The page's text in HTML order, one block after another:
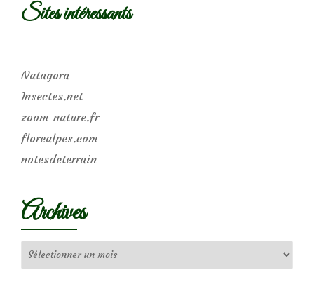
Sites intéressants
Natagora
Insectes.net
zoom-nature.fr
florealpes.com
notesdeterrain
Archives